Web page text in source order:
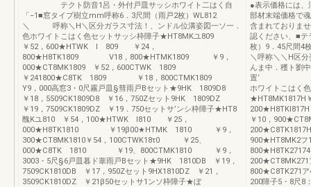
テクト防音1呂・外付戸皿サッシホワイト二はく自
「−1■窓タイプ樹立mm呼称6．3尺間（雨戸2枚）WL812
＼ 呼称＼H＼区分ガラス寸法！、ンドル位溝姿図一ソ一．
色ホワイトこはく色セットサッシ枠障子★HT8MKユ809
￥52，600★HTWK l 809 ￥24，
800★H8TK1809 V18，800★HTMK1809 ￥9，
000★CT8MK1809 ￥52，600CTWK 1809
￥241800★C8TK 1809 ￥18，800CTMK1809
Y9，000高窓3・0尺霧戸皿§彗雨戸Bセット★9HK 1809D8
￥18，5509CK1809D8 ￥16，750Zセット9HK 1809DZ
￥19，7509CK1809DZ ￥19．750セットサ’ンシ枠障子★HT8
醜Kユ810 ￥54，100★HTWK l810 ￥25，
000★H8TK1810 ￥19β00★HTMK 1810 ￥9，
300★CT8MK1810￥54，100CTWK18τ0 ￥25、
000★C8TK 1810 ￥19、800CTMK1810 ￥9，
3003・5尺§6戸皿暮ド睾雨戸Bセット★9HK 1810DB ￥19，
7509CK1810DB ￥17，950Zセット9HX1810DZ ￥21，
3509CK1810DZ ￥21β50セットサ1ンソ枠障子★ぼ
●表示価格には
部材末端価格で
含まれておりま
認ください、■
枚）9．45尺間4
＼呼称＼＼H
んま中．穫ト劉
置‘ ．
ホワイトこはく
★HT8MK1817H
￥10，
900★HT8MK2フ
200障子5・8尺8